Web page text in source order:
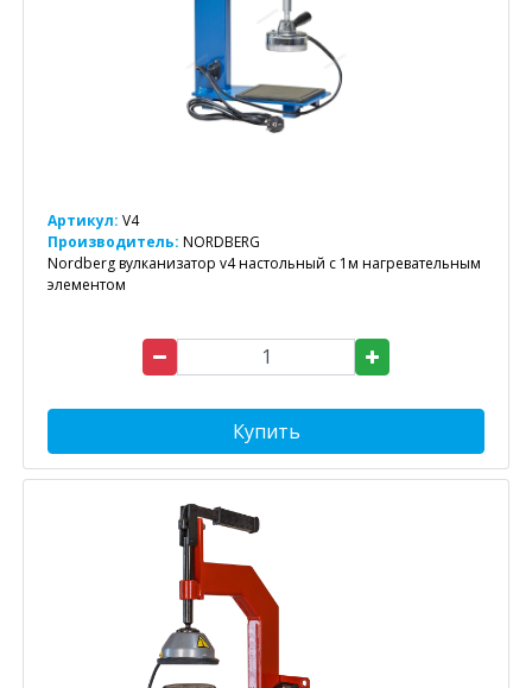
Артикул: V4
Производитель: NORDBERG
Nordberg вулканизатор v4 настольный с 1м нагревательным
элементом
Купить